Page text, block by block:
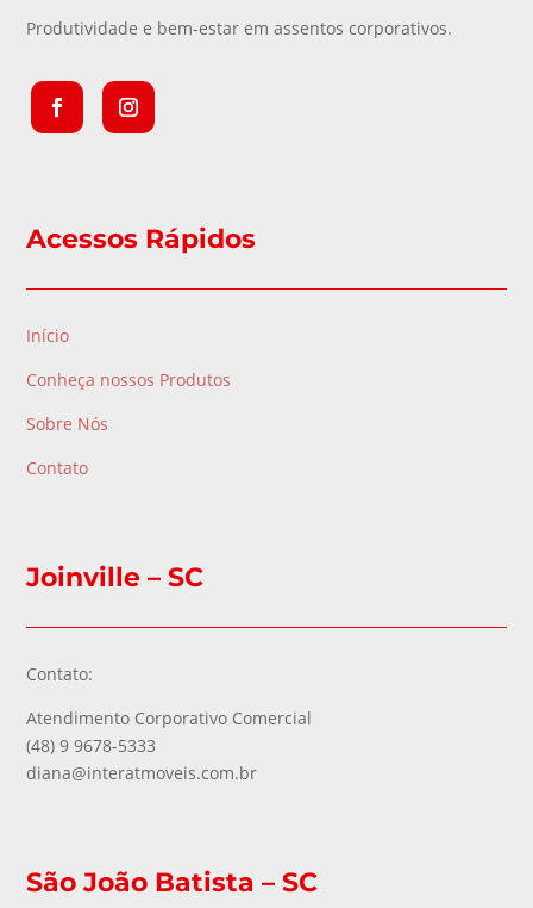
Produtividade e bem-estar em assentos corporativos.
Acessos Rápidos
Início
Conheça nossos Produtos
Sobre Nós
Contato
Joinville – SC
Contato:
Atendimento Corporativo Comercial
(48) 9 9678-5333
diana@interatmoveis.com.br
São João Batista – SC